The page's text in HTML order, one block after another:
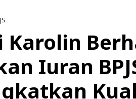
Karolin
Iuran